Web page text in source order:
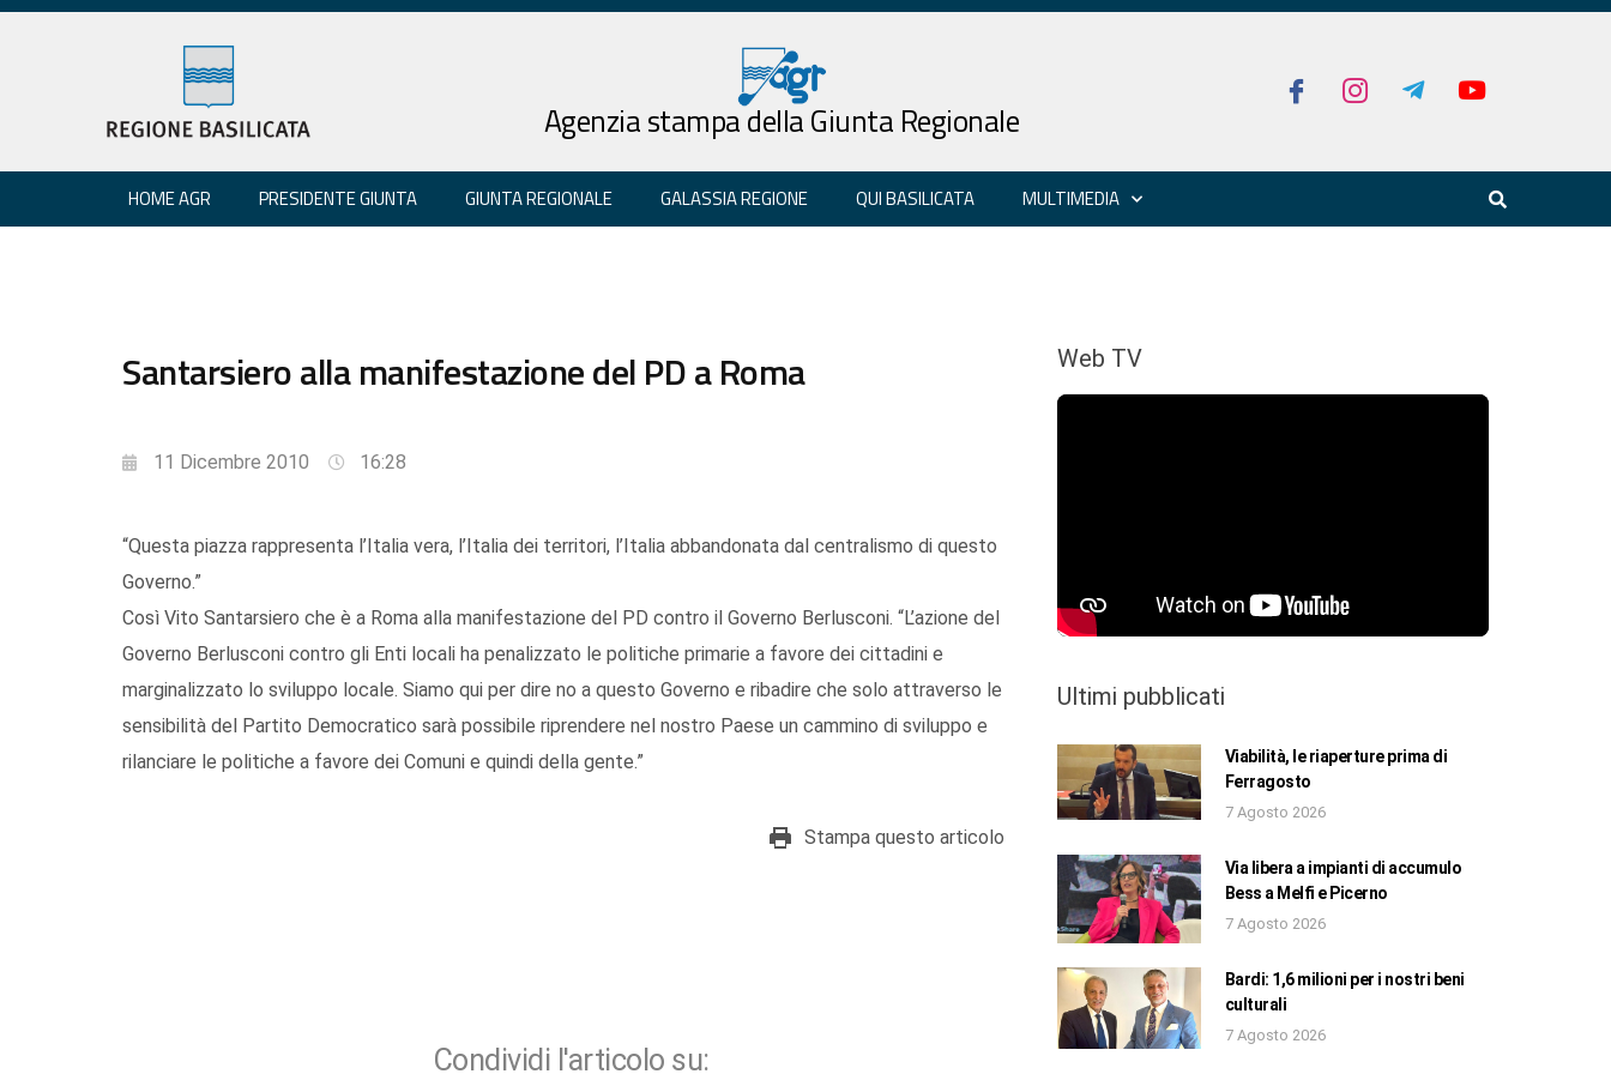
Agenzia stampa della Giunta Regionale
HOME AGR PRESIDENTE GIUNTA GIUNTA REGIONALE GALASSIA REGIONE QUI BASILICATA MULTIMEDIA
Santarsiero alla manifestazione del PD a Roma
11 Dicembre 2010 16:28
“Questa piazza rappresenta l’Italia vera, l’Italia dei territori, l’Italia abbandonata dal centralismo di questo
Governo.”
Così Vito Santarsiero che è a Roma alla manifestazione del PD contro il Governo Berlusconi. “L’azione del
Governo Berlusconi contro gli Enti locali ha penalizzato le politiche primarie a favore dei cittadini e
marginalizzato lo sviluppo locale. Siamo qui per dire no a questo Governo e ribadire che solo attraverso le
sensibilità del Partito Democratico sarà possibile riprendere nel nostro Paese un cammino di sviluppo e
rilanciare le politiche a favore dei Comuni e quindi della gente.”
Stampa questo articolo
Condividi l'articolo su:
Web TV
Ultimi pubblicati
Viabilità, le riaperture prima di
Ferragosto
7 Agosto 2026
Via libera a impianti di accumulo
Bess a Melfi e Picerno
7 Agosto 2026
Bardi: 1,6 milioni per i nostri beni
culturali
7 Agosto 2026